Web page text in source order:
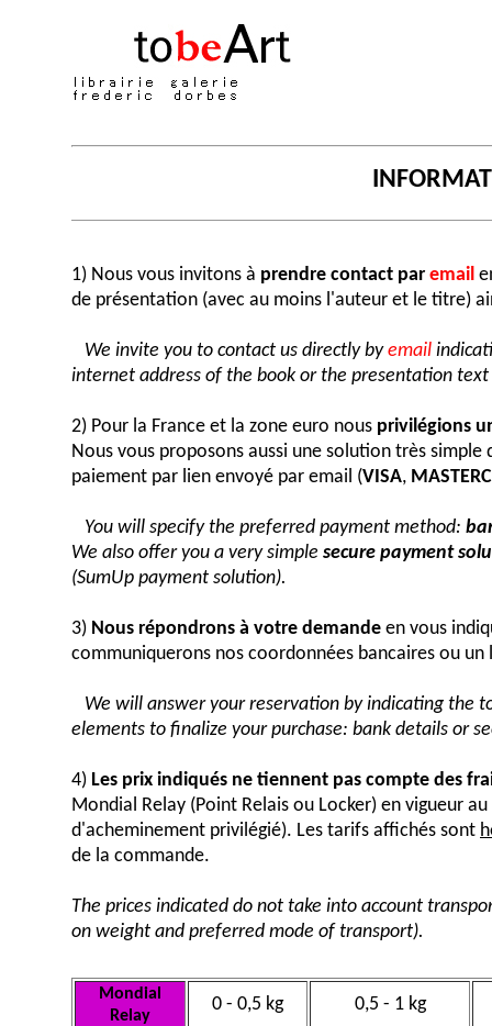
1) Nous vous invitons à prendre contact par email
de présentation (avec au moins l'auteur et le titre)
We invite you to contact us directly byemail
internet address of the book or the presentation
2) Pour la France et la zone euro nous privilégions
Nous vous proposons aussi une solution très simple
paiement par lien envoyé par email (VISA,
You will specify the preferred payment method:
We also offer you a very simple secure payment
(SumUp payment solution).
3) Nous répondrons à votre demande en vous
communiquerons nos coordonnées bancaires ou
We will answer your reservation by indicating the
elements to finalize your purchase: bank details or
4) Les prix indiqués ne tiennent pas compte des
Mondial Relay (Point Relais ou Locker) en vigueur
d'acheminement privilégié). Les tarifs affichés sont
de la commande.
The prices indicated do not take into account
on weight and preferred mode of transport).
Mondial
Relay
0 - 0,5 kg 0,5 - 1 kg